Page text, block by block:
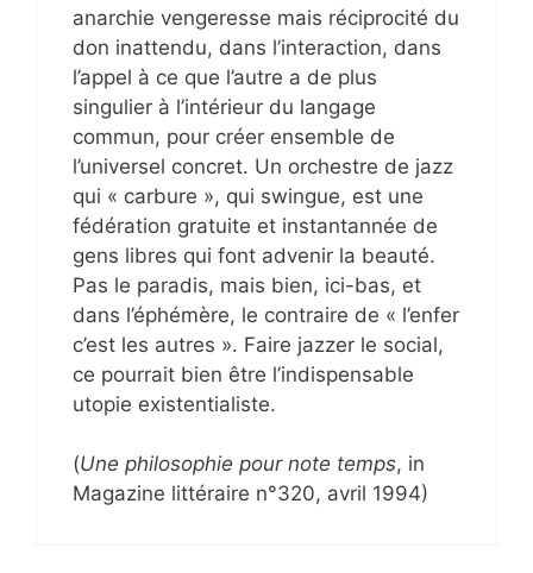
anarchie vengeresse mais réciprocité du
don inattendu, dans l’interaction, dans
l’appel à ce que l’autre a de plus
singulier à l’intérieur du langage
commun, pour créer ensemble de
l’universel concret. Un orchestre de jazz
qui « carbure », qui swingue, est une
fédération gratuite et instantannée de
gens libres qui font advenir la beauté.
Pas le paradis, mais bien, ici-bas, et
dans l’éphémère, le contraire de « l’enfer
c’est les autres ». Faire jazzer le social,
ce pourrait bien être l’indispensable
utopie existentialiste.
(Une philosophie pour note temps, in
Magazine littéraire n°320, avril 1994)